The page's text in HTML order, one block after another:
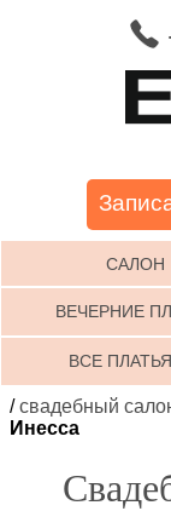
САЛОН
ВЕЧЕРНИЕ
ВСЕ ПЛАТЬЯ
/свадебный
Инесса